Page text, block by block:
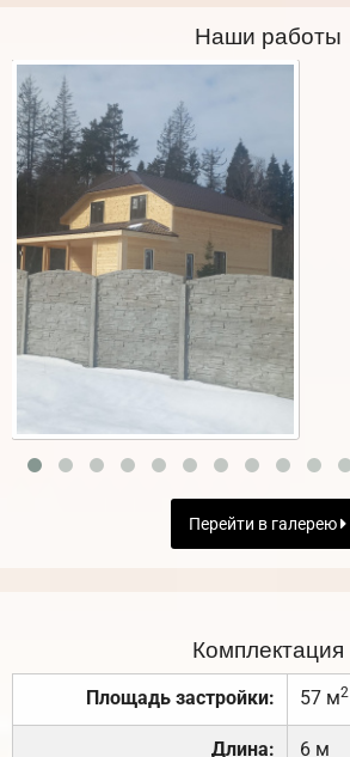
Наши работы
Перейти в галерею
Комплектация
Площадь застройки: 57 м2
Длина: 6 м